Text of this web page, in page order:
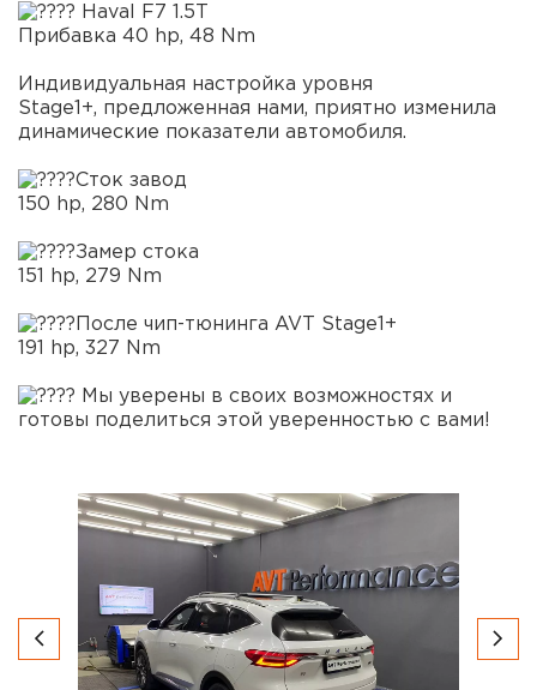
Haval F7 1.5T
Прибавка 40 hp, 48 Nm
Индивидуальная настройка уровня
Stage1+, предложенная нами, приятно изменила
динамические показатели автомобиля.
Сток завод
150 hp, 280 Nm
Замер стока
151 hp, 279 Nm
После чип-тюнинга AVT Stage1+
191 hp, 327 Nm
Мы уверены в своих возможностях и
готовы поделиться этой уверенностью с вами!